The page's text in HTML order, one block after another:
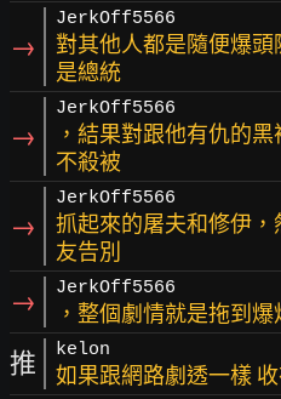
→
JerkOff5566
對其他人都是隨便爆
是總統
→
JerkOff5566
，結果對跟他有仇的
不殺被
→
JerkOff5566
抓起來的屠夫和修伊
友告別
→ JerkOff5566
，整個劇情就是拖到
推 kelon
如果跟網路劇透一樣